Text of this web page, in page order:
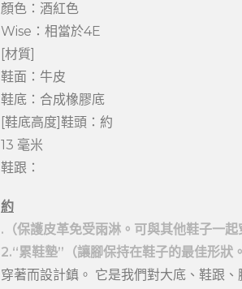
顏色：酒紅色
Wise：相當於4E
[材質]
鞋面：牛皮
鞋底：合成橡膠底
[鞋底高度]鞋頭：約
13 毫米
鞋跟：
約
.（保護皮革免受雨淋。可與其他鞋子一起
2.“累鞋墊”（讓腳保持在鞋子的最佳形狀
穿著而設計鎮。 它是我們對大底、鞋跟